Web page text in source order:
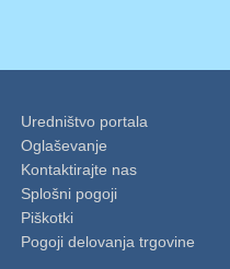
Uredništvo portala
Oglaševanje
Kontaktirajte nas
Splošni pogoji
Piškotki
Pogoji delovanja trgovine